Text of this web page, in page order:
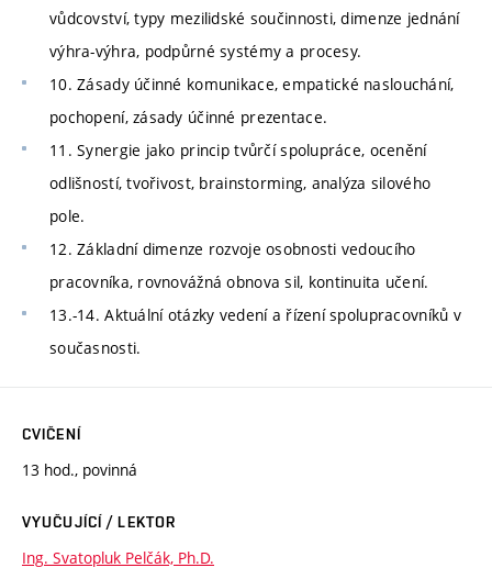
vůdcovství, typy mezilidské součinnosti, dimenze jednání
výhra-výhra, podpůrné systémy a procesy.
10. Zásady účinné komunikace, empatické naslouchání,
pochopení, zásady účinné prezentace.
11. Synergie jako princip tvůrčí spolupráce, ocenění
odlišností, tvořivost, brainstorming, analýza silového
pole.
12. Základní dimenze rozvoje osobnosti vedoucího
pracovníka, rovnovážná obnova sil, kontinuita učení.
13.-14. Aktuální otázky vedení a řízení spolupracovníků v
současnosti.
CVIČENÍ
13 hod., povinná
VYUČUJÍCÍ / LEKTOR
Ing. Svatopluk Pelčák, Ph.D.